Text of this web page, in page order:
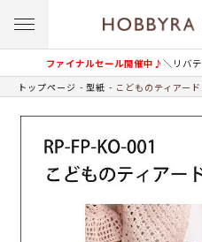
ファイナルセール開催中♪＼リバ
トップページ 型紙 こどものティアー